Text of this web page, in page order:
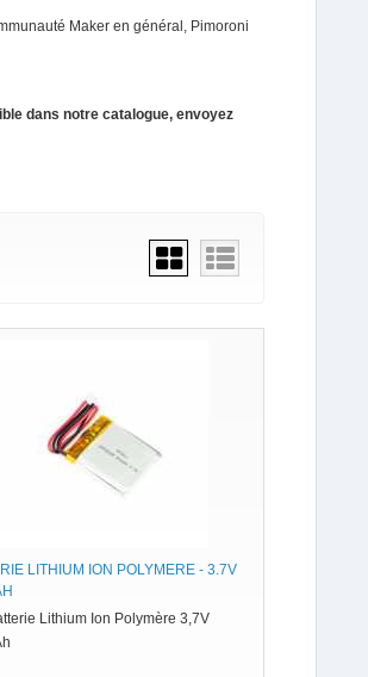
Maker en général, Pimoroni
dans notre catalogue, envoyez
LITHIUM ION POLYMERE - 3.7V
Lithium Ion Polymère 3,7V